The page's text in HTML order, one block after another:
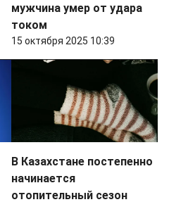
мужчина умер от удара
током
15 октября 2025 10:39
В Казахстане постепенно
начинается
отопительный сезон